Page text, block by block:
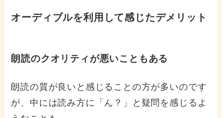
オーディブルを利用して感じたデメリット
朗読のクオリティが悪いこともある
朗読の質が良いと感じることの方が多いのです
が、中には読み方に「ん？」と疑問を感じるよ